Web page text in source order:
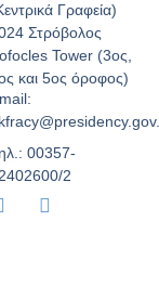
Γραφεία)
Στρόβολος
Tower (3ος,
και 5ος όροφος)
00357-
2
I